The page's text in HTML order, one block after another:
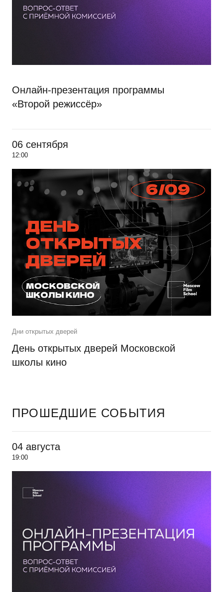
Онлайн-презентация программы
«Второй режиссёр»
06 сентября
12:00
Дни открытых дверей
День открытых дверей Московской
школы кино
ПРОШЕДШИЕ СОБЫТИЯ
04 августа
19:00